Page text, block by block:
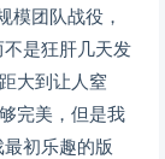
模团队战役，
是狂肝几天发
大到让人窒
完美，但是我
初乐趣的版